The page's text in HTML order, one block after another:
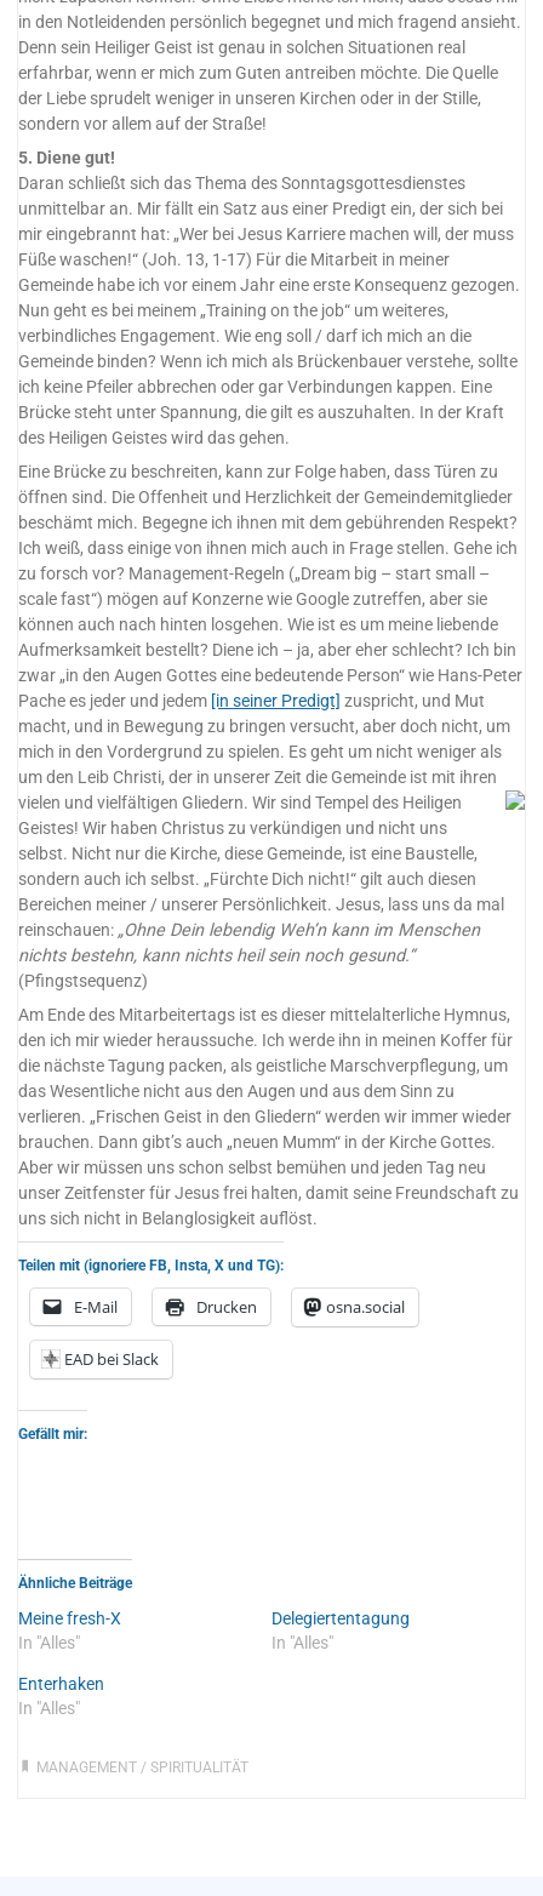
in den Notleidenden persönlich begegnet und mich fragend ansieht.
Denn sein Heiliger Geist ist genau in solchen Situationen real
erfahrbar, wenn er mich zum Guten antreiben möchte. Die Quelle
der Liebe sprudelt weniger in unseren Kirchen oder in der Stille,
sondern vor allem auf der Straße!
5. Diene gut!
Daran schließt sich das Thema des Sonntagsgottesdienstes
unmittelbar an. Mir fällt ein Satz aus einer Predigt ein, der sich bei
mir eingebrannt hat: „Wer bei Jesus Karriere machen will, der muss
Füße waschen!“ (Joh. 13, 1-17) Für die Mitarbeit in meiner
Gemeinde habe ich vor einem Jahr eine erste Konsequenz gezogen.
Nun geht es bei meinem „Training on the job“ um weiteres,
verbindliches Engagement. Wie eng soll / darf ich mich an die
Gemeinde binden? Wenn ich mich als Brückenbauer verstehe, sollte
ich keine Pfeiler abbrechen oder gar Verbindungen kappen. Eine
Brücke steht unter Spannung, die gilt es auszuhalten. In der Kraft
des Heiligen Geistes wird das gehen.
Eine Brücke zu beschreiten, kann zur Folge haben, dass Türen zu
öffnen sind. Die Offenheit und Herzlichkeit der Gemeindemitglieder
beschämt mich. Begegne ich ihnen mit dem gebührenden Respekt?
Ich weiß, dass einige von ihnen mich auch in Frage stellen. Gehe ich
zu forsch vor? Management-Regeln („Dream big – start small –
scale fast“) mögen auf Konzerne wie Google zutreffen, aber sie
können auch nach hinten losgehen. Wie ist es um meine liebende
Aufmerksamkeit bestellt? Diene ich – ja, aber eher schlecht? Ich bin
zwar „in den Augen Gottes eine bedeutende Person“ wie Hans-Peter
Pache es jeder und jedem [in seiner Predigt] zuspricht, und Mut
macht, und in Bewegung zu bringen versucht, aber doch nicht, um
mich in den Vordergrund zu spielen. Es geht um nicht weniger als
um den Leib Christi, der in unserer Zeit die Gemeinde ist mit ihren
vielen und vielfältigen Gliedern.Wir sind Tempel des Heiligen
Geistes! Wir haben Christus zu verkündigen und nicht uns
selbst. Nicht nur die Kirche, diese Gemeinde, ist eine Baustelle,
sondern auch ich selbst. „Fürchte Dich nicht!“ gilt auch diesen
Bereichen meiner / unserer Persönlichkeit. Jesus, lass uns da mal
reinschauen: „Ohne Dein lebendig Weh’n kann im Menschen
nichts bestehn, kann nichts heil sein noch gesund.“
(Pfingstsequenz)
Am Ende des Mitarbeitertags ist es dieser mittelalterliche Hymnus,
den ich mir wieder heraussuche. Ich werde ihn in meinen Koffer für
die nächste Tagung packen, als geistliche Marschverpflegung, um
das Wesentliche nicht aus den Augen und aus dem Sinn zu
verlieren. „Frischen Geist in den Gliedern“ werden wir immer wieder
brauchen. Dann gibt’s auch „neuen Mumm“ in der Kirche Gottes.
Aber wir müssen uns schon selbst bemühen und jeden Tag neu
unser Zeitfenster für Jesus frei halten, damit seine Freundschaft zu
uns sich nicht in Belanglosigkeit auflöst.
Teilen mit (ignoriere FB, Insta, X und TG):
E-Mail Drucken osna.social
EAD bei Slack
Gefällt mir:
Ähnliche Beiträge
Meine fresh-X
In "Alles"
Delegiertentagung
In "Alles"
Enterhaken
In "Alles"
MANAGEMENT/ SPIRITUALITÄT